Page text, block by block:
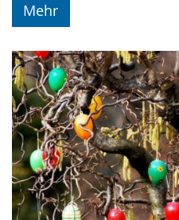
Mehr